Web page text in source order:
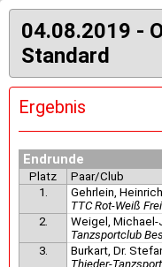
04.08.2019 -
Standard
Ergebnis
Endrunde
Platz Paar/Club
1.
Gehrlein,
TTC Rot-Weiß
2.
Weigel,
Tanzsportclub
3.
Burkart, Dr.
Thieder-